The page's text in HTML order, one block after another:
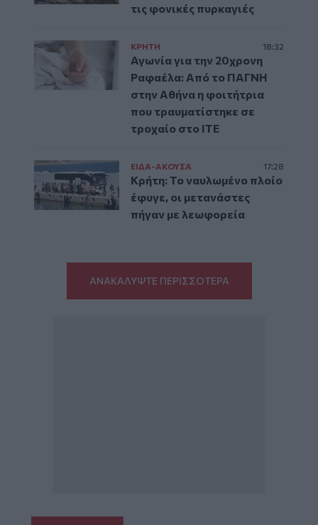
τις φονικές πυρκαγιές
ΚΡΗΤΗ 18:32
Αγωνία για την 20χρονη
Ραφαέλα: Από το ΠΑΓΝΗ
στην Αθήνα η φοιτήτρια
που τραυματίστηκε σε
τροχαίο στο ΙΤΕ
ΕΙΔΑ-ΑΚΟΥΣΑ 17:28
Κρήτη: Το ναυλωμένο πλοίο
έφυγε, οι μετανάστες
πήγαν με λεωφορεία
ΑΝΑΚΑΛΥΨΤΕ ΠΕΡΙΣΣΟΤΕΡΑ